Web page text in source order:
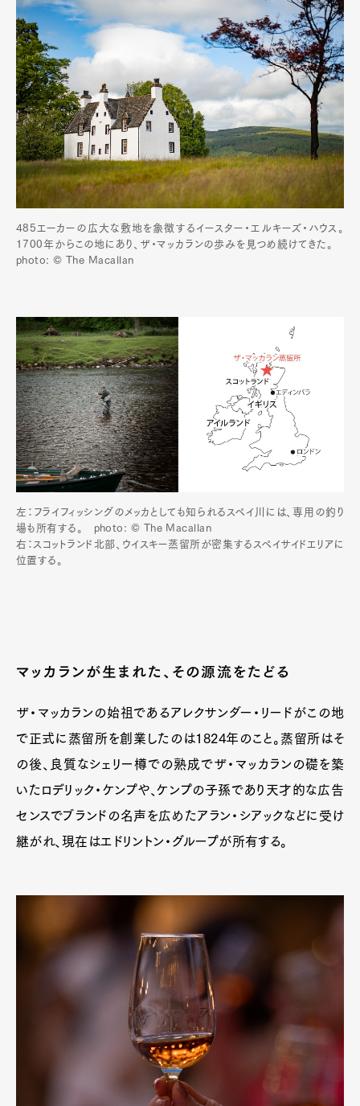
485エーカーの広大な敷地を象徴するイースター・エルキーズ・ハウス。
1700年からこの地にあり、ザ・マッカランの歩みを見つめ続けてきた。
photo: © The Macallan
左：フライフィッシングのメッカとしても知られるスペイ川には、専用の釣り
場も所有する。 photo: © The Macallan
右：スコットランド北部、ウイスキー蒸留所が密集するスペイサイドエリアに
位置する。
マッカランが生まれた、その源流をたどる
ザ・マッカランの始祖であるアレクサンダー・リードがこの地
で正式に蒸留所を創業したのは1824年のこと。蒸留所はそ
の後、良質なシェリー樽での熟成でザ・マッカランの礎を築
いたロデリック・ケンプや、ケンプの子孫であり天才的な広告
センスでブランドの名声を広めたアラン・シアックなどに受け
継がれ、現在はエドリントン・グループが所有する。